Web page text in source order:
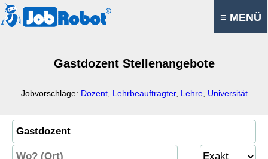
≡ MENÜ
Gastdozent Stellenangebote
Jobvorschläge: Dozent, Lehrbeauftragter, Lehre, Universität